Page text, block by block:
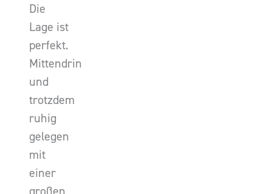
Die
Lage ist
perfekt.
Mittendrin
und
trotzdem
ruhig
gelegen
mit
einer